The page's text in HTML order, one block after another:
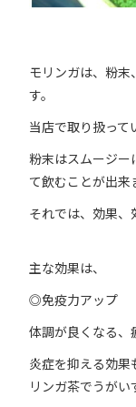
モリンガは、粉末
す。
当店で取り扱って
粉末はスムージー
て飲むことが出来
それでは、効果、
主な効果は、
◎免疫力アップ
体調が良くなる、
炎症を抑える効
リンガ茶でうがい